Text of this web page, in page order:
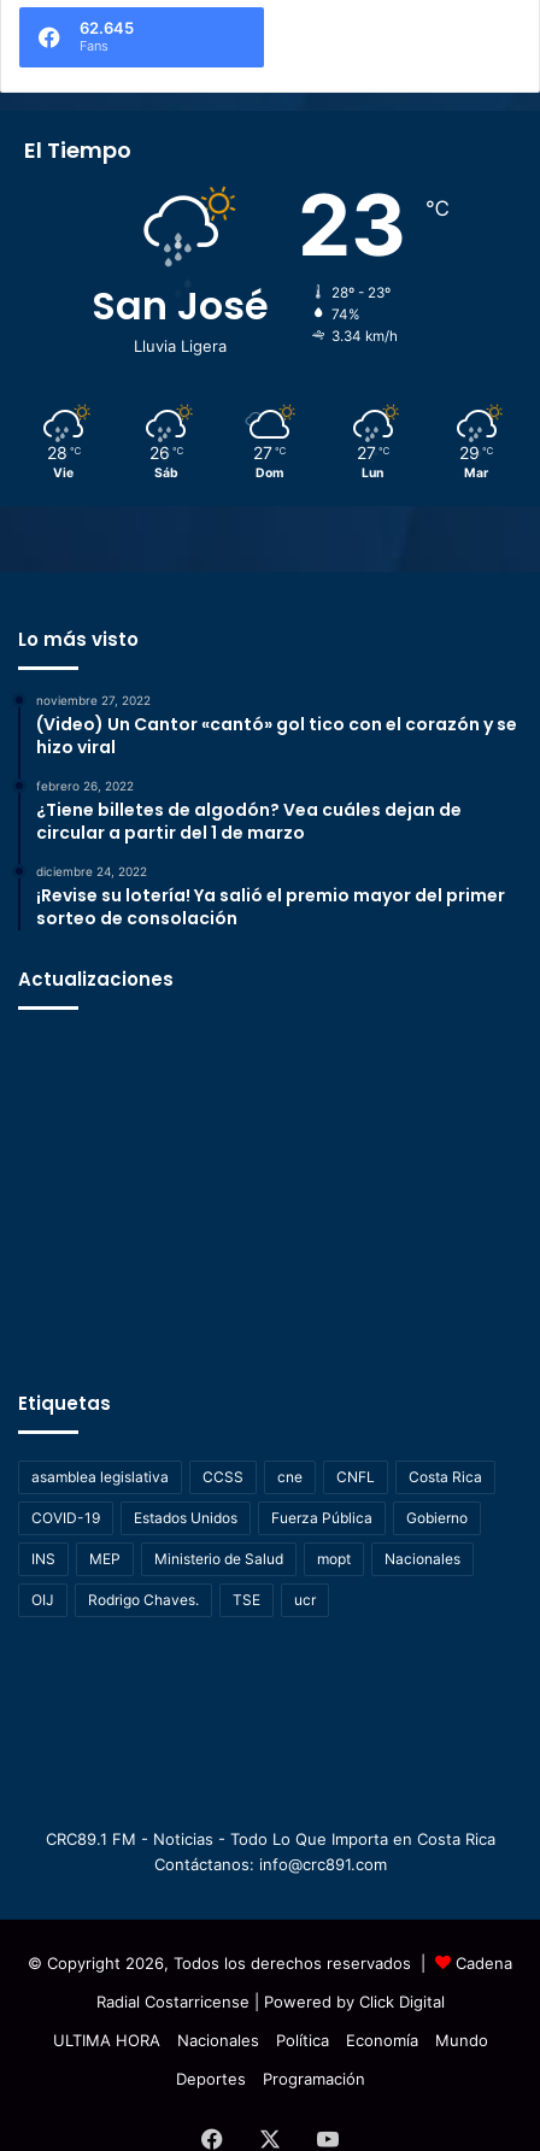
62.645
Fans
El Tiempo
San José
Lluvia Ligera
23 ℃
28º - 23º
74%
3.34 km/h
28 ℃
Vie
26 ℃
Sáb
27 ℃
Dom
27 ℃
Lun
29 ℃
Mar
Lo más visto
noviembre 27, 2022
(Video) Un Cantor «cantó» gol tico con el corazón y se
hizo viral
febrero 26, 2022
¿Tiene billetes de algodón? Vea cuáles dejan de
circular a partir del 1 de marzo
diciembre 24, 2022
¡Revise su lotería! Ya salió el premio mayor del primer
sorteo de consolación
Actualizaciones
Etiquetas
asamblea legislativa CCSS cne CNFL Costa Rica
COVID-19 Estados Unidos Fuerza Pública Gobierno
INS MEP Ministerio de Salud mopt Nacionales
OIJ Rodrigo Chaves. TSE ucr
CRC89.1 FM - Noticias - Todo Lo Que Importa en Costa Rica
Contáctanos: info@crc891.com
© Copyright 2026, Todos los derechos reservados |
Cadena
Radial Costarricense | Powered by Click Digital
ULTIMA HORA
Nacionales Política Economía
Mundo
Deportes
Programación
Facebook